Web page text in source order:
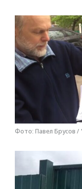
Фото: Павел Брусов